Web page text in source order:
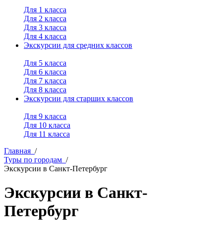
Для 1 класса
Для 2 класса
Для 3 класса
Для 4 класса
Экскурсии для средних классов
Для 5 класса
Для 6 класса
Для 7 класса
Для 8 класса
Экскурсии для старших классов
Для 9 класса
Для 10 класса
Для 11 класса
Главная /
Туры по городам /
Экскурсии в Санкт-Петербург
Экскурсии в Санкт-
Петербург